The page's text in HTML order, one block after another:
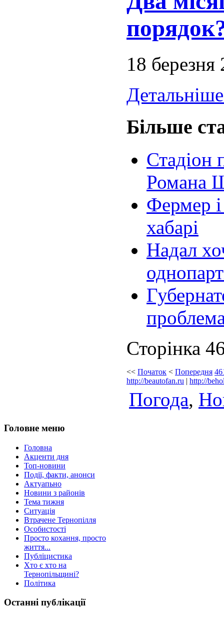
18 березня
Більше
Стадіон
Романа
Фермер і
хабарі
Надал
Сторінка
<< Початок < Попередня
http://beautofan.ru | http://
Погода,
Головне меню
Головна
Акценти дня
Топ-новини
Події, факти, анонси
Актуапьно
Новини з районів
Тема тижня
Ситуація
Втрачене Тернопілля
Особистості
Просто кохання, просто
життя...
Публіцистика
Хто є хто на
Тернопільщині?
Політика
Останні публікації